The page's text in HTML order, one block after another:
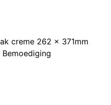
creme 262 x 371mm